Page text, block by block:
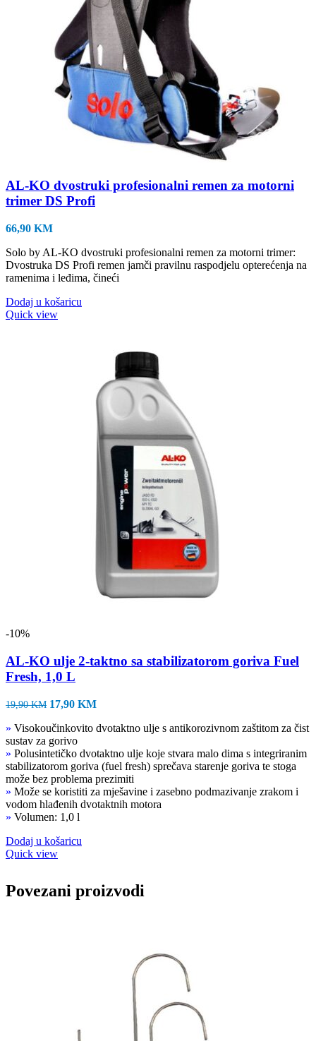
AL-KO dvostruki profesionalni remen za motorni
trimer DS Profi
66,90 KM
Solo by AL-KO dvostruki profesionalni remen za motorni trimer:
Dvostruka DS Profi remen jamči pravilnu raspodjelu opterećenja na
ramenima i leđima, čineći
Dodaj u košaricu
Quick view
-10%
AL-KO ulje 2-taktno sa stabilizatorom goriva Fuel
Fresh, 1,0 L
19,90KM Izvorna
bila
je:
19,90 KM.
17,90 KMTrenutna
je:
» Visokoučinkovito dvotaktno ulje s antikorozivnom zaštitom za čist
sustav za gorivo
» Polusintetičko dvotaktno ulje koje stvara malo dima s integriranim
stabilizatorom goriva (fuel fresh) sprečava starenje goriva te stoga
može bez problema prezimiti
» Može se koristiti za mješavine i zasebno podmazivanje zrakom i
vodom hlađenih dvotaktnih motora
» Volumen: 1,0 l
Dodaj u košaricu
Quick view
Povezani proizvodi